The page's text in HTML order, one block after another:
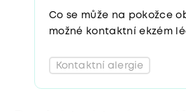
Co se může na pokožce
možné kontaktní ekzém
Kontaktní alergie